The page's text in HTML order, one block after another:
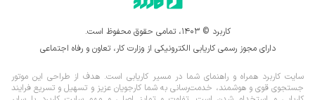
کاربرد © ۱۴۰۳، تمامی حقوق محفوظ است.
دارای مجوز رسمی کاریابی الکترونیکی از وزارت کار، تعاون و رفاه اجتماعی
سایت کاربرد همراه و راهنمای شما در مسیر کاریابی است. هدف از طراحی این موتور
جستجوی قوی و هوشمند، خدمت‌رسانی به شما کارجویان عزیز و تسهیل و تسریع فرایند